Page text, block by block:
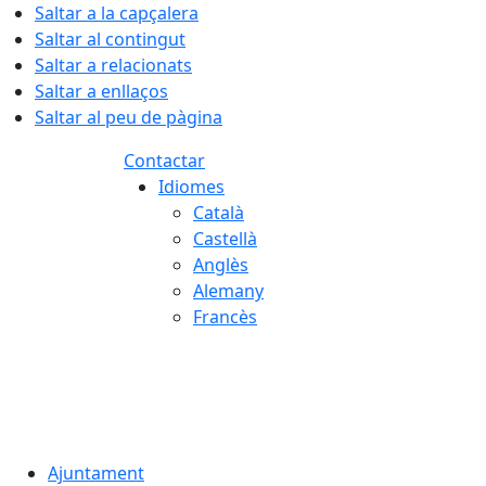
Saltar a la capçalera
Saltar al contingut
Saltar a relacionats
Saltar a enllaços
Saltar al peu de pàgina
Contactar
Idiomes
Català
Castellà
Anglès
Alemany
Francès
Ajuntament